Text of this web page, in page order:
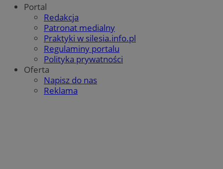
Portal
Redakcja
Patronat medialny
Praktyki w silesia.info.pl
Regulaminy portalu
Polityka prywatności
Oferta
Napisz do nas
Reklama